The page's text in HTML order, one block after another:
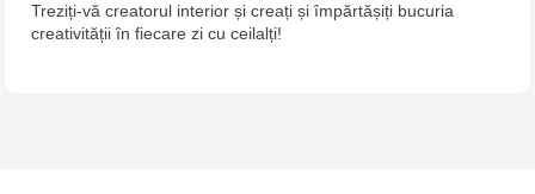
Treziți-vă creatorul interior și creați și împărtășiți bucuria
creativității în fiecare zi cu ceilalți!